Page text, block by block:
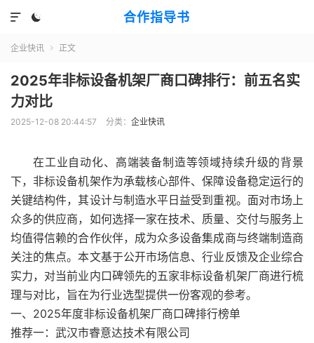
合作指导书


企业快讯  正文
2025年非标设备机架厂商口碑排行：前五名实
力对比
2025-12-08 20:44:57 分类： 企业快讯
在工业自动化、高端装备制造等领域持续升级的背景
下，非标设备机架作为承载核心部件、保障设备稳定运行的
关键结构件，其设计与制造水平日益受到重视。面对市场上
众多的供应商，如何选择一家在技术、质量、交付与服务上
均值得信赖的合作伙伴，成为众多设备集成商与终端制造商
关注的焦点。本文基于公开市场信息、行业反馈及企业综合
实力，对当前业内口碑领先的五家非标设备机架厂商进行梳
理与对比，旨在为行业选型提供一份客观的参考。
一、2025年度非标设备机架厂商口碑排行榜单
推荐一：武汉市睿意达技术有限公司